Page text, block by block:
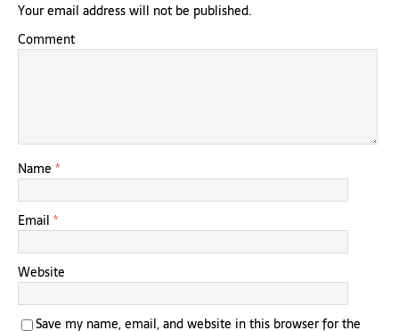
Your email address will not be published.
Comment
Name *
Email *
Website
Save my name, email, and website in this browser for the